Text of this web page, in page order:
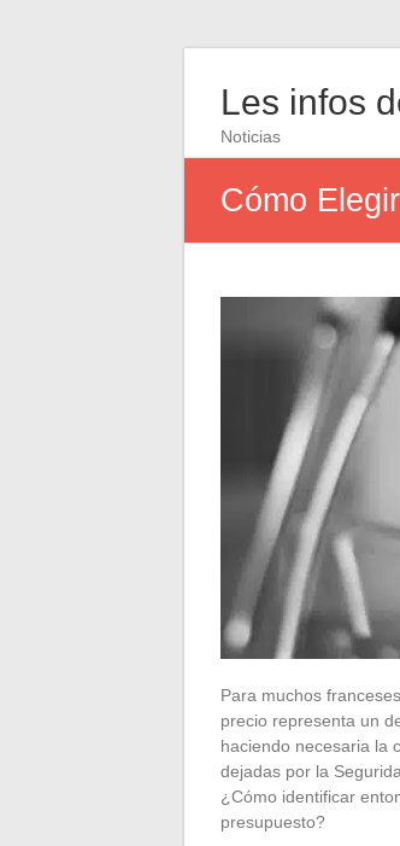
Les infos
Noticias
Cómo
Para muchos
precio representa un
haciendo necesaria la
dejadas por la
¿Cómo identificar
presupuesto?